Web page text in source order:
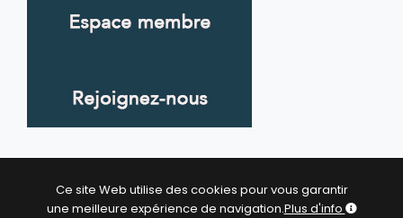
Ce site Web utilise des cookies pour vous garantir
une meilleure expérience de navigation.Plus d'info